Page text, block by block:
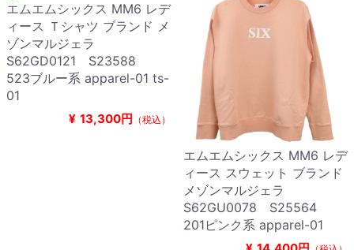
エムエムシックス MM6 レデ
ィース Ｔシャツ ブランド メ
ゾンマルジェラ
S62GD0121 S23588
523ブルー系 apparel-01 ts-
01
¥ 13,300円 （税込）
エムエムシックス MM6 レデ
ィース スウェット ブランド
メゾンマルジェラ
S62GU0078 S25564
201ピンク系 apparel-01